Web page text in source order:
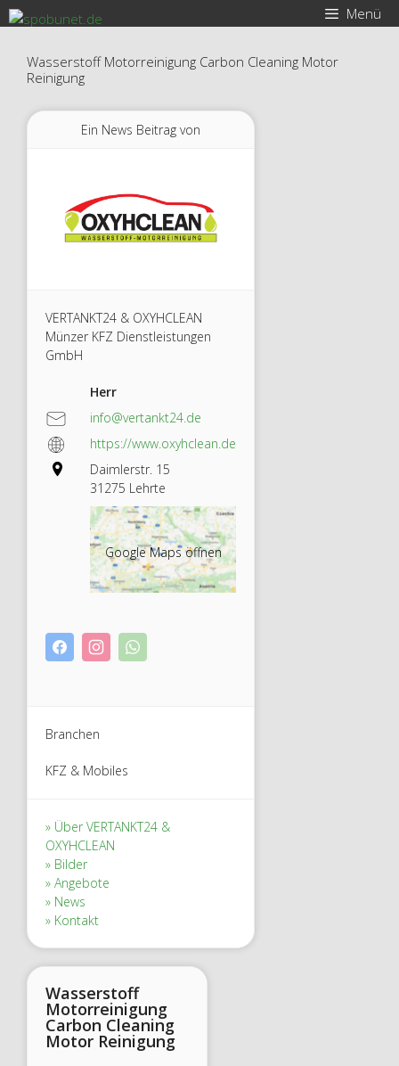
Zum
Inhalt
Menü
Wasserstoff Motorreinigung Carbon Cleaning Motor
Reinigung
Ein News Beitrag von
VERTANKT24 & OXYHCLEAN
Münzer KFZ Dienstleistungen
GmbH
Herr
info@vertankt24.de
https://www.oxyhclean.de
Daimlerstr. 15
31275 Lehrte
Google Maps öffnen
Branchen
KFZ & Mobiles
Über VERTANKT24 &
OXYHCLEAN
Bilder
Angebote
News
Kontakt
Wasserstoff
Motorreinigung
Carbon Cleaning
Motor Reinigung